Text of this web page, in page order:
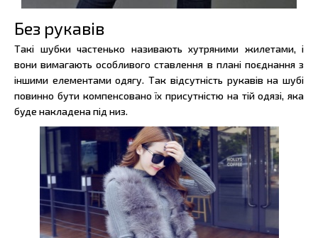
Без рукавів
Такі шубки частенько називають хутряними жилетами, і
вони вимагають особливого ставлення в плані поєднання з
іншими елементами одягу. Так відсутність рукавів на шубі
повинно бути компенсовано їх присутністю на тій одязі, яка
буде накладена під низ.